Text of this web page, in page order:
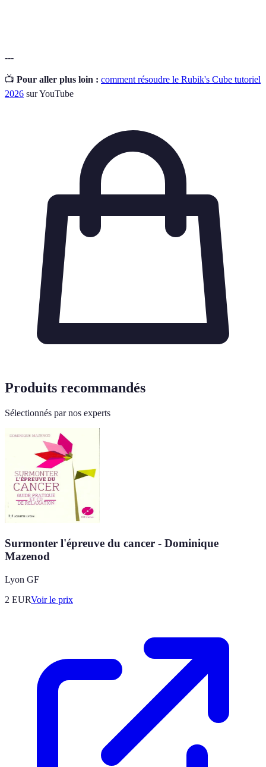
---
📺 Pour aller plus loin : comment résoudre le Rubik's Cube tutoriel
2026 sur YouTube
Produits recommandés
Sélectionnés par nos experts
Surmonter l'épreuve du cancer - Dominique
Mazenod
Lyon GF
2 EURVoir le prix